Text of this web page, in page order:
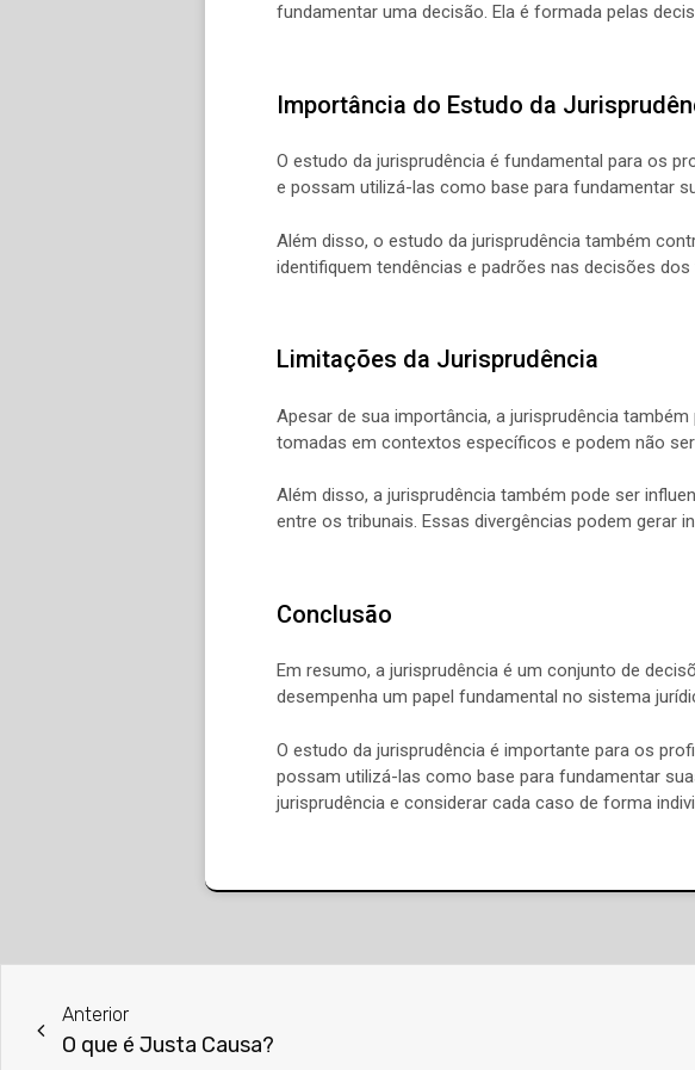
fundamentar uma decisão. Ela é formada pelas
Importância do Estudo da
O estudo da jurisprudência é fundamental para os
e possam utilizá-las como base para fundamentar
Além disso, o estudo da jurisprudência também
identifiquem tendências e padrões nas decisões
Limitações da Jurisprudência
Apesar de sua importância, a jurisprudência
tomadas em contextos específicos e podem não
Além disso, a jurisprudência também pode ser
entre os tribunais. Essas divergências podem gerar
Conclusão
Em resumo, a jurisprudência é um conjunto de
desempenha um papel fundamental no sistema
O estudo da jurisprudência é importante para os
possam utilizá-las como base para fundamentar
jurisprudência e considerar cada caso de forma
Anterior
O que é Justa Causa?